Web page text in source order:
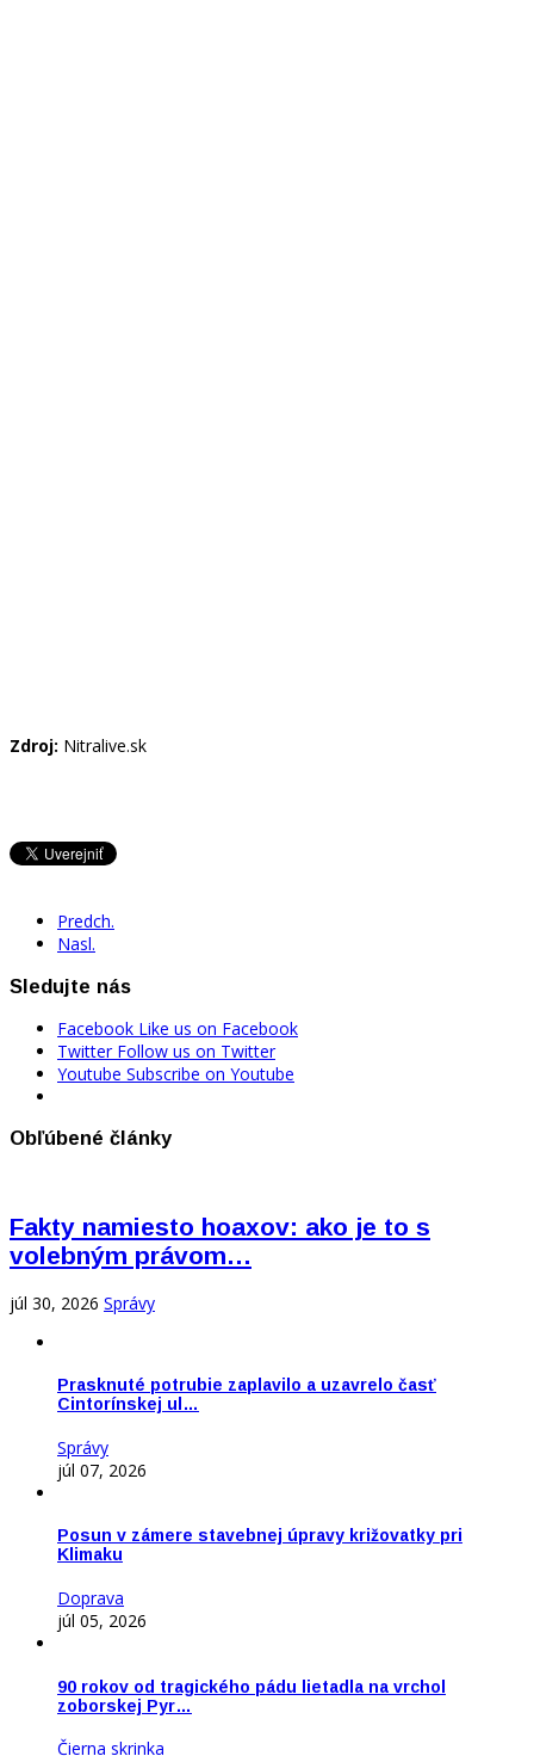
Zdroj: Nitralive.sk
Predch.
Nasl.
Sledujte nás
Facebook Like us on Facebook
Twitter Follow us on Twitter
Youtube Subscribe on Youtube
Obľúbené články
Fakty namiesto hoaxov: ako je to s
volebným právom…
júl 30, 2026 Správy
Prasknuté potrubie zaplavilo a uzavrelo časť
Cintorínskej ul…
Správy
júl 07, 2026
Posun v zámere stavebnej úpravy križovatky pri
Klimaku
Doprava
júl 05, 2026
90 rokov od tragického pádu lietadla na vrchol
zoborskej Pyr…
Čierna skrinka